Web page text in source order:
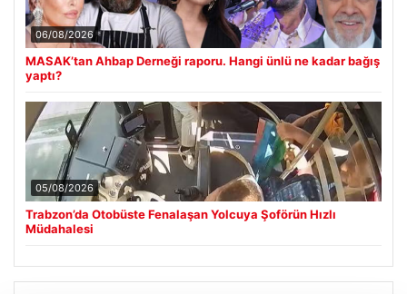
06/08/2026
MASAK’tan Ahbap Derneği raporu. Hangi ünlü ne kadar bağış
yaptı?
05/08/2026
Trabzon’da Otobüste Fenalaşan Yolcuya Şoförün Hızlı
Müdahalesi